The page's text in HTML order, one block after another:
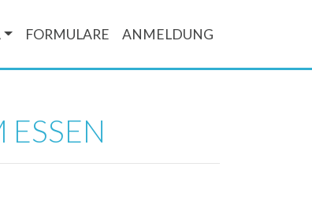
FORMULARE ANMELDUNG